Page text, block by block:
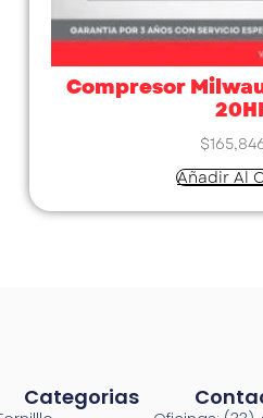
Compresor
$
Añadir Al
Categorias